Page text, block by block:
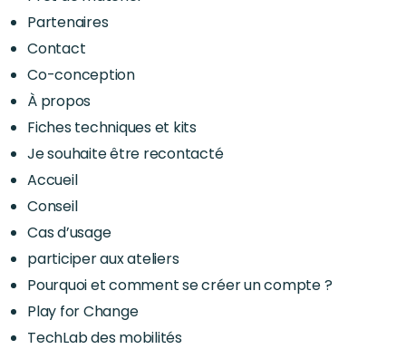
Partenaires
Contact
Co-conception
À propos
Fiches techniques et kits
Je souhaite être recontacté
Accueil
Conseil
Cas d’usage
participer aux ateliers
Pourquoi et comment se créer un compte ?
Play for Change
TechLab des mobilités